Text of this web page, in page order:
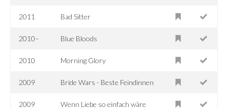
2011 Bad Sitter
2010– Blue Bloods
2010 Morning Glory
2009 Bride Wars - Beste Feindinnen
2009 Wenn Liebe so einfach wäre